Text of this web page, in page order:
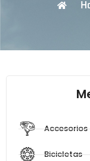
Accesorios
Bicicletas